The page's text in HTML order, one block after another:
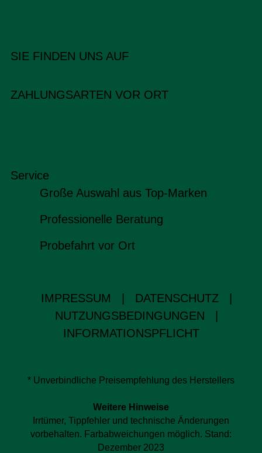
SIE FINDEN UNS AUF
ZAHLUNGSARTEN VOR ORT
Service
Große Auswahl aus Top-Marken
Professionelle Beratung
Probefahrt vor Ort
IMPRESSUM DATENSCHUTZ
NUTZUNGSBEDINGUNGEN
INFORMATIONSPFLICHT
* Unverbindliche Preisempfehlung des Herstellers
Weitere Hinweise
Irrtümer, Tippfehler und technische Änderungen
vorbehalten. Farbabweichungen möglich. Stand:
Dezember 2023